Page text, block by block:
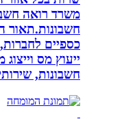
משרד רואה חשבון
חשבונות.תאור
כספיים לחברות,
ייעוץ מס וייצוג
חשבונות, שירותי